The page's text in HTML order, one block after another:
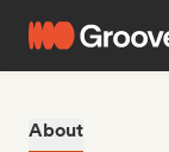
About